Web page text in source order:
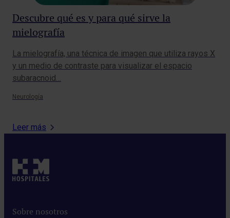
Descubre qué es y para qué sirve la
mielografía
La mielografía, una técnica de imagen que utiliza rayos X
y un medio de contraste para visualizar el espacio
subaracnoid…
Neurología
Leer más
Sobre nosotros